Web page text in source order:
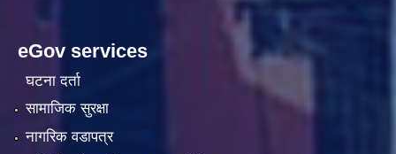
eGov services
घटना दर्ता
सामाजिक सुरक्षा
नागरिक वडापत्र